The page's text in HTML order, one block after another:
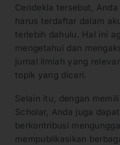
Cendekia tersebut,
harus terdaftar dalam
terlebih dahulu. Hal ini
mengetahui dan
jurnal ilmiah yang
topik yang dicari.
Selain itu, dengan
Scholar, Anda juga
berkontribusi
mempublikasikan